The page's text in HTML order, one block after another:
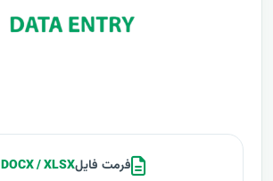
فرمت فایلDOCX / XLSX